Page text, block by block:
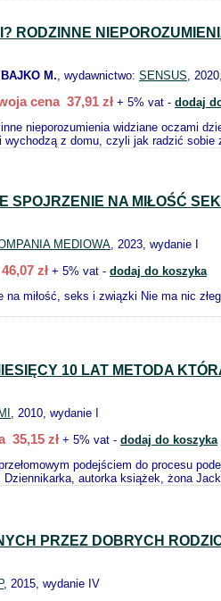
RODZINNE
M., wydawnictwo: SENSUS,
cena 37,91 zł + 5% vat - dodaj
nieporozumienia widziane oczami
wychodzą z domu, czyli jak radzić sobie
SPOJRZENIE NA MIŁOŚĆ
MEDIOWA, 2023, wydanie I
zł + 5% vat - dodaj do koszyka
na miłość, seks i związki Nie ma nic
10 LAT METODA
, 2010, wydanie I
35,15 zł + 5% vat - dodaj do koszyka
podejściem do procesu
Dziennikarka, autorka książek, żona
PRZEZ DOBRYCH
, 2015, wydanie IV